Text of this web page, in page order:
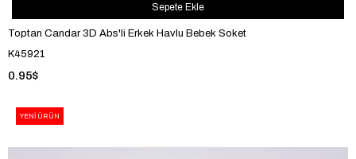
Toptan Candar 3D Abs'li Erkek Havlu Bebek Soket
K45921
0.95$
Sepete Ekle
YENI ÜRÜN